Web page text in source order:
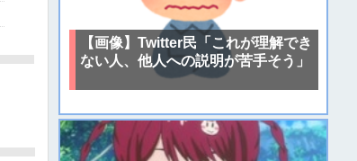
【画像】Twitter民「これが理解でき
ない人、他人への説明が苦手そう」